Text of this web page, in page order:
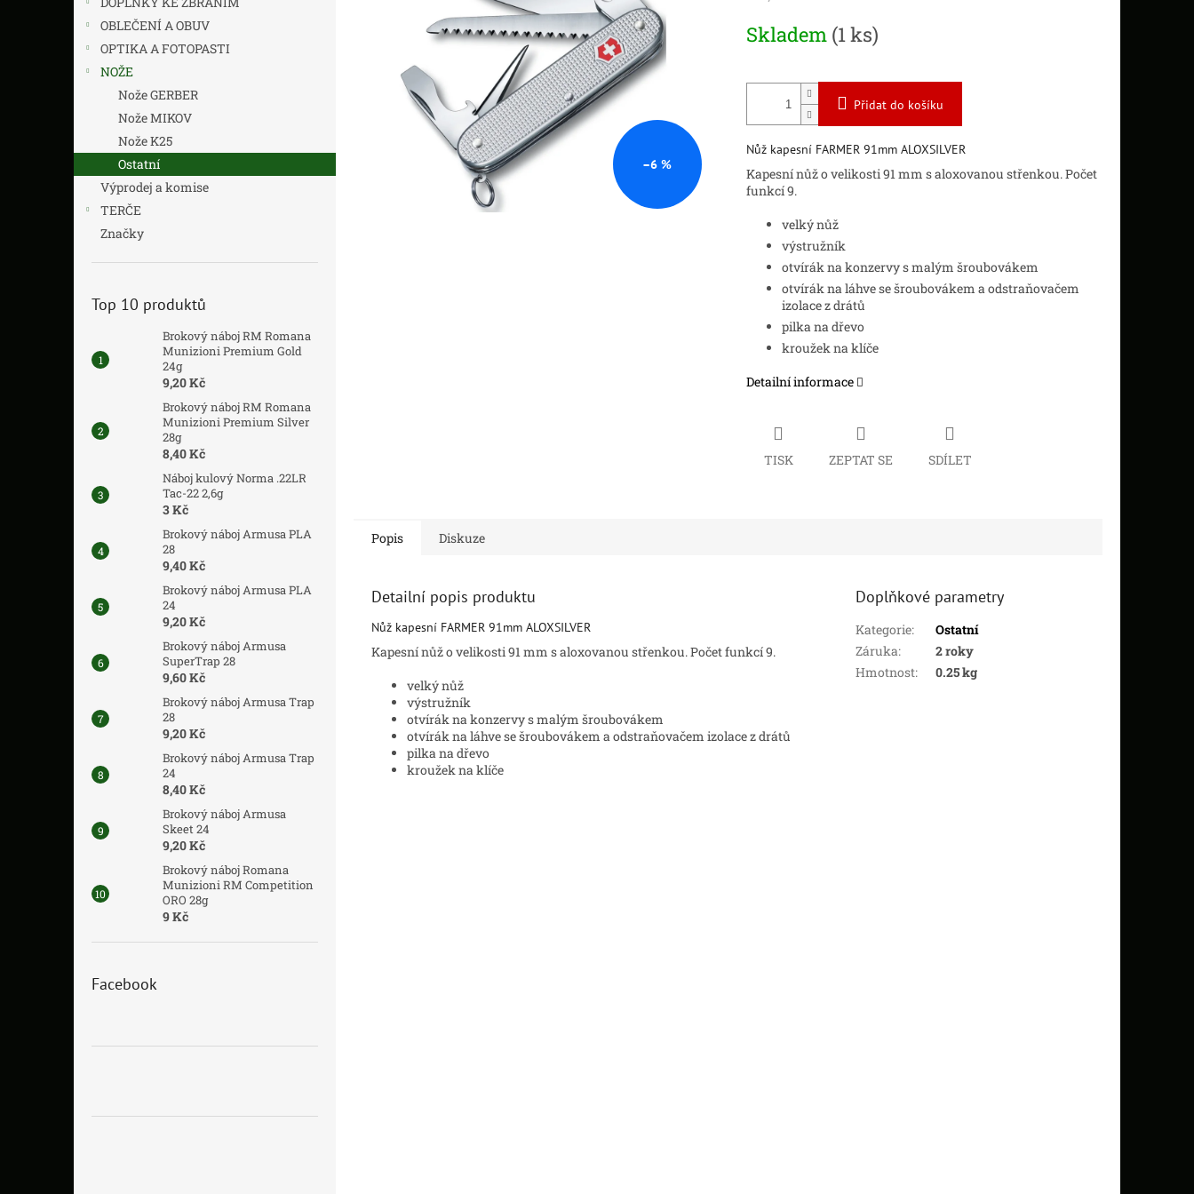
OBLEČENÍ A OBUV
OPTIKA A FOTOPASTI
NOŽE
Nože GERBER
Nože MIKOV
Nože K25
Ostatní
Výprodej a komise
TERČE
Značky
Top 10 produktů
Brokový náboj RM Romana
Munizioni Premium Gold
24g
9,20 Kč
Brokový náboj RM Romana
Munizioni Premium Silver
28g
8,40 Kč
Náboj kulový Norma .22LR
Tac-22 2,6g
3 Kč
Brokový náboj Armusa PLA
28
9,40 Kč
Brokový náboj Armusa PLA
24
9,20 Kč
Brokový náboj Armusa
SuperTrap 28
9,60 Kč
Brokový náboj Armusa Trap
28
9,20 Kč
Brokový náboj Armusa Trap
24
8,40 Kč
Brokový náboj Armusa
Skeet 24
9,20 Kč
Brokový náboj Romana
Munizioni RM Competition
ORO 28g
9 Kč
Facebook
–6 %
cena:
Skladem (1 ks)
Přidat do košíku
Nůž kapesní FARMER 91mm ALOXSILVER
Kapesní nůž o velikosti 91 mm s aloxovanou střenkou. Počet
funkcí 9.
velký nůž
výstružník
otvírák na konzervy s malým šroubovákem
otvírák na láhve se šroubovákem a odstraňovačem
izolace z drátů
pilka na dřevo
kroužek na klíče
Detailní informace
TISK ZEPTAT SE SDÍLET
Popis Diskuze
Detailní popis produktu
Nůž kapesní FARMER 91mm ALOXSILVER
Kapesní nůž o velikosti 91 mm s aloxovanou střenkou. Počet funkcí 9.
velký nůž
výstružník
otvírák na konzervy s malým šroubovákem
otvírák na láhve se šroubovákem a odstraňovačem izolace z drátů
pilka na dřevo
kroužek na klíče
Doplňkové parametry
Kategorie:
Ostatní
Záruka:
2 roky
Hmotnost: 0.25 kg